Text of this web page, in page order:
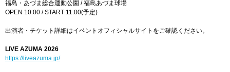
福島・あづま総合運動公園 / 福島あづま球場
OPEN 10:00 / START 11:00(予定)
出演者・チケット詳細はイベントオフィシャルサイトをご確認ください。
LIVE AZUMA 2026
https://liveazuma.jp/